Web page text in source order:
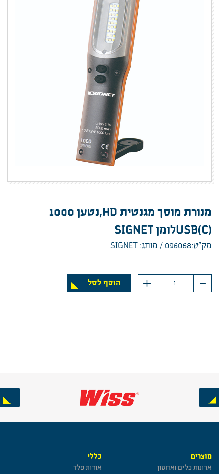
מנורת מוסך מגנטית HD,נטען 1000
(C)USBלומן SIGNET
מק”ט:096068 מותג: SIGNET
הוסף לסל
Previous
Next
מוצרים
ארונות כלים ואחסון
כללי
אודות פלד